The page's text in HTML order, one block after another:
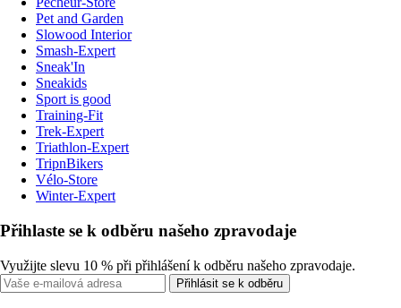
Pet and Garden
Slowood Interior
Smash-Expert
Sneak'In
Sneakids
Sport is good
Training-Fit
Trek-Expert
Triathlon-Expert
TripnBikers
Vélo-Store
Winter-Expert
Přihlaste se k odběru našeho zpravodaje
Využijte slevu 10 % při přihlášení k odběru našeho zpravodaje.
Přihlásit se k odběru